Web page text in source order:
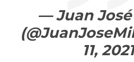
— Juan
11, 2021